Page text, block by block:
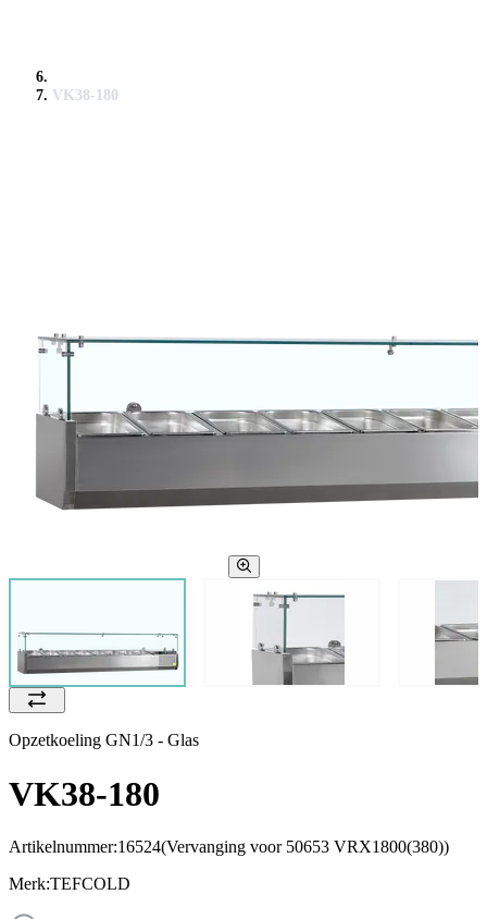
VK38-180
Opzetkoeling GN1/3 - Glas
VK38-180
Artikelnummer:16524(Vervanging voor 50653 VRX1800(380))
Merk:TEFCOLD